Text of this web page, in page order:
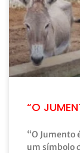
“O
“O Jumento
um símbolo